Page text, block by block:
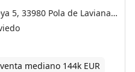
5, 33980 Pola de Laviana /
mediano 144k EUR